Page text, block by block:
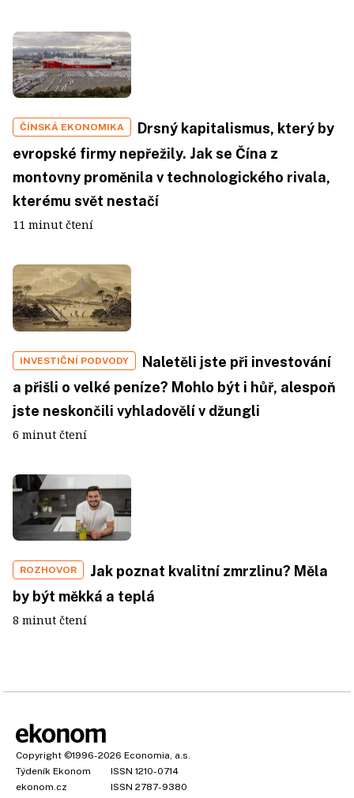
ČÍNSKÁ EKONOMIKA
Drsný kapitalismus, který by
evropské firmy nepřežily. Jak se Čína z
montovny proměnila v technologického rivala,
kterému svět nestačí
11 minut čtení
INVESTIČNÍ PODVODY
Naletěli jste při investování
a přišli o velké peníze? Mohlo být i hůř, alespoň
jste neskončili vyhladovělí v džungli
6 minut čtení
ROZHOVOR
Jak poznat kvalitní zmrzlinu? Měla
by být měkká a teplá
8 minut čtení
Copyright ©1996-2026 Economia, a.s.
Týdeník Ekonom
ISSN 1210-0714
ekonom.cz
ISSN 2787-9380